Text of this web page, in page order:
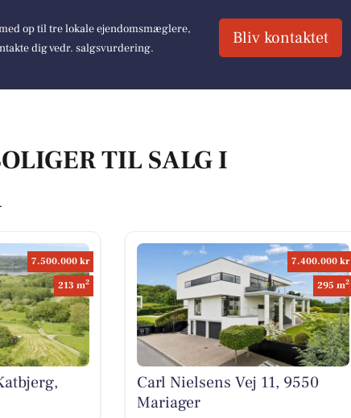
op til tre lokale ejendomsmæglere,
dig vedr. salgsvurdering.
Bliv kontaktet
TIL SALG I
7.500.000 kr
213 m2
7.400.000 kr
295 m2
Carl Nielsens Vej 11, 9550
Mariager